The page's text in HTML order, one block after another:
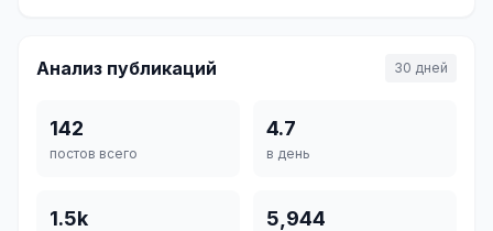
Анализ публикаций 30 дней
142
постов всего
4.7
в день
1.5k 5,944